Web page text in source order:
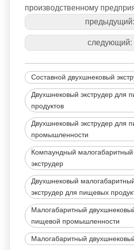
производственному
предыдущий:
следующий:
Составной двухшнековый
Двухшнековый экструдер для
продуктов
Двухшнековый экструдер для
промышленности
Компаундный
экструдер
Двухшнековый
экструдер для пищевых
Малогабаритный
пищевой промышленности
Малогабаритный